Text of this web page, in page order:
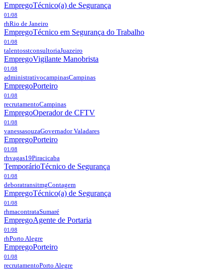
EmpregoTécnico(a) de Segurança
01/08
rhRio de Janeiro
EmpregoTécnico em Segurança do Trabalho
01/08
talentosstconsultoriaJuazeiro
EmpregoVigilante Manobrista
01/08
administrativocampinasCampinas
EmpregoPorteiro
01/08
recrutamentoCampinas
EmpregoOperador de CFTV
01/08
vanessasouzaGovernador Valadares
EmpregoPorteiro
01/08
rhvagas19Piracicaba
TemporárioTécnico de Segurança
01/08
deboratransitmgContagem
EmpregoTécnico(a) de Segurança
01/08
rhmacontrataSumaré
EmpregoAgente de Portaria
01/08
rhPorto Alegre
EmpregoPorteiro
01/08
recrutamentoPorto Alegre